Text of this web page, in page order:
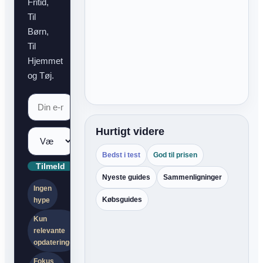
Fritid,
Til
Børn,
Til
Hjemmet
og Tøj.
Tilmeld
Ingen
hype
Kun
relevante
opdateringer
Hurtigt videre
Bedst i test God til prisen
Nyeste guides Sammenligninger
Købsguides